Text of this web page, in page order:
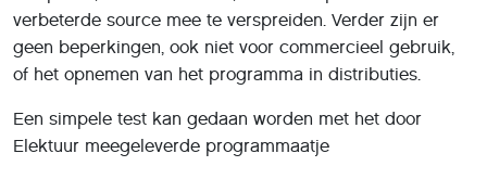
verbeterde source mee te verspreiden. Verder zijn er
geen beperkingen, ook niet voor commercieel gebruik,
of het opnemen van het programma in distributies.
Een simpele test kan gedaan worden met het door
Elektuur meegeleverde programmaatje